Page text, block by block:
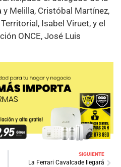
y Melilla, Cristóbal Martínez,
Isabel Viruet, y el
ONCE, José Luis
SIGUIENTE
La Ferrari Cavalcade llegará